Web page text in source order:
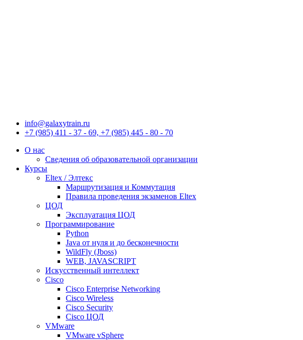
info@galaxytrain.ru
+7 (985) 411 - 37 - 69, +7 (985) 445 - 80 - 70
О нас
Сведения об образовательной организации
Курсы
Eltex / Элтекс
Маршрутизация и Коммутация
Правила проведения экзаменов Eltex
ЦОД
Эксплуатация ЦОД
Программирование
Python
Java от нуля и до бесконечности
WildFly (Jboss)
WEB, JAVASCRIPT
Искусственный интеллект
Cisco
Cisco Enterprise Networking
Cisco Wireless
Cisco Security
Cisco ЦОД
VMware
VMware vSphere